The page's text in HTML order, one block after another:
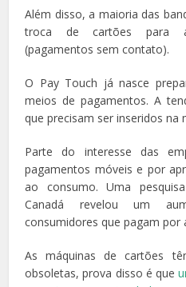
Além disso, a maioria das
troca de cartões para a
(pagamentos sem contato).
O Pay Touch já nasce
meios de pagamentos. A
que precisam ser inseridos na
Parte do interesse das
pagamentos móveis e por
ao consumo. Uma
Canadá revelou um
consumidores que pagam por
As máquinas de cartões
obsoletas, prova disso é que